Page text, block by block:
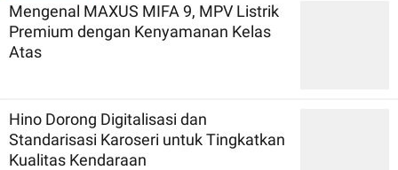
Mengenal MAXUS MIFA 9, MPV Listrik
Premium dengan Kenyamanan Kelas
Atas
Hino Dorong Digitalisasi dan
Standarisasi Karoseri untuk Tingkatkan
Kualitas Kendaraan